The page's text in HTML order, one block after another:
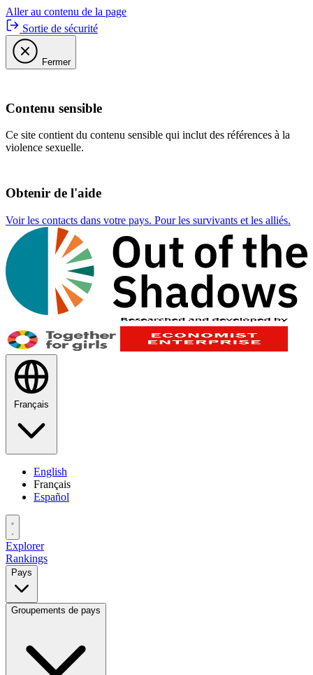
Aller au contenu de la page
Sortie de sécurité
Fermer
Contenu sensible
Ce site contient du contenu sensible qui inclut des références à la
violence sexuelle.
Obtenir de l'aide
Voir les contacts dans votre pays. Pour les survivants et les alliés.
Français
English
Français
Español
Explorer
Rankings
Pays
Groupements de pays